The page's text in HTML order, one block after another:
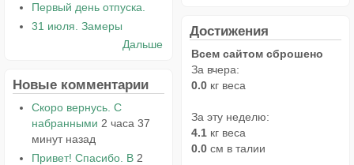
Первый день отпуска.
31 июля. Замеры
Дальше
Новые комментарии
Скоро вернусь. С
набранными 2 часа 37
минут назад
Привет! Спасибо. В 2
Достижения
Всем сайтом сброшено
За вчера:
0.0 кг веса
За эту неделю:
4.1 кг веса
0.0 см в талии